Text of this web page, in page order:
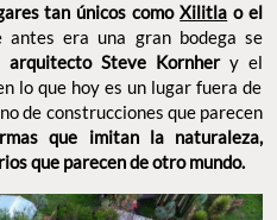
tan únicos comoXilitla o el
antes era una gran bodega se
arquitecto Steve Kornhery el
lo que hoy es un lugar fuera de
de construcciones que parecen
que imitan la naturaleza,
que parecen de otro mundo.